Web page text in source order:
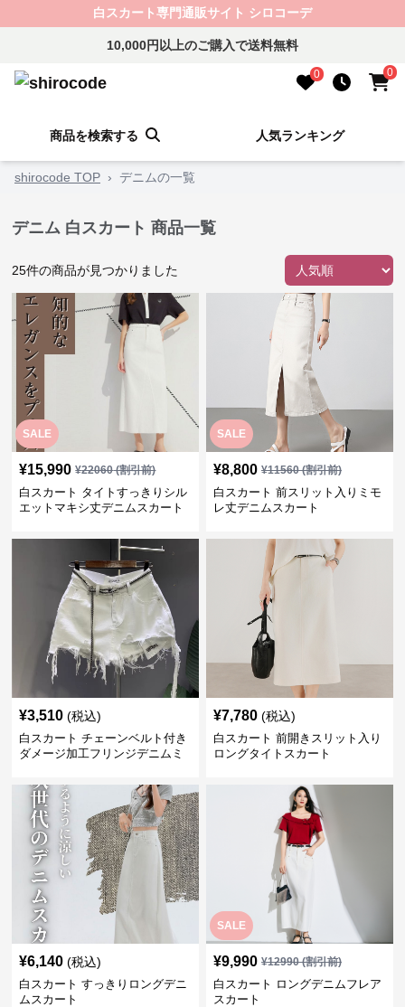
白スカート専門通販サイト シロコーデ
10,000円以上のご購入で送料無料
0 0
商品を検索する 人気ランキング
shirocode TOP › デニムの一覧
デニム 白スカート 商品一覧
25件の商品が見つかりました
SALE
¥15,990 ¥22060(割引前)
白スカート タイトすっきりシル
エットマキシ丈デニムスカート
SALE
¥8,800 ¥11560(割引前)
白スカート 前スリット入りミモ
レ丈デニムスカート
¥3,510 (税込)
白スカート チェーンベルト付き
ダメージ加工フリンジデニムミ
¥7,780 (税込)
白スカート 前開きスリット入り
ロングタイトスカート
¥6,140 (税込)
白スカート すっきりロングデニ
ムスカート
SALE
¥9,990 ¥12990(割引前)
白スカート ロングデニムフレア
スカート